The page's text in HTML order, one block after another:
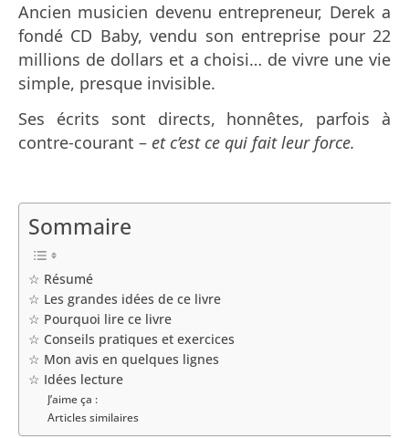
Ancien musicien devenu entrepreneur, Derek a
fondé CD Baby, vendu son entreprise pour 22
millions de dollars et a choisi… de vivre une vie
simple, presque invisible.
Ses écrits sont directs, honnêtes, parfois à
contre-courant – et c’est ce qui fait leur force.
Sommaire
☆ Résumé
☆ Les grandes idées de ce livre
☆ Pourquoi lire ce livre
☆ Conseils pratiques et exercices
☆ Mon avis en quelques lignes
☆ Idées lecture
J’aime ça :
Articles similaires